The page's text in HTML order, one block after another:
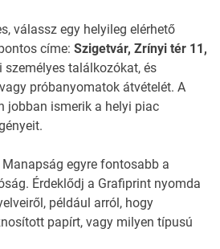
válassz egy helyileg elérhető
címe: Szigetvár, Zrínyi tér 11,
személyes találkozókat, és
próbanyomatok átvételét. A
jobban ismerik a helyi piac
Manapság egyre fontosabb a
Érdeklődj a Grafiprint nyomda
például arról, hogy
papírt, vagy milyen típusú